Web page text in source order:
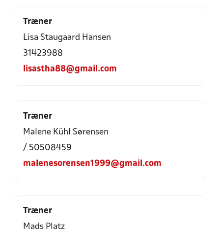
Træner
Lisa Staugaard Hansen
31423988
lisastha88@gmail.com
Træner
Malene Kühl Sørensen
/ 50508459
malenesorensen1999@gmail.com
Træner
Mads Platz